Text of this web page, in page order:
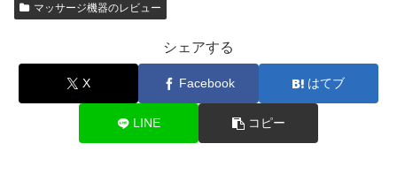
マッサージ機器のレビュー
シェアする
X Facebook はてブ
LINE コピー